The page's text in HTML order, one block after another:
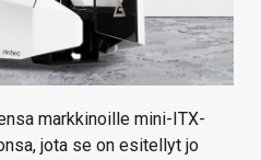
markkinoille mini-ITX-
jota se on esitellyt jo